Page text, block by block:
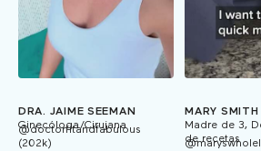
DRA. JAIME SEEMAN
Ginecóloga/Cirujana
@doctorfitandfabulous
(202k)
MARY SMITH
Madre de 3,
de recetas